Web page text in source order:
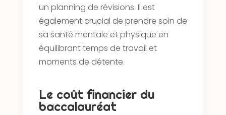
un planning de révisions. Il est
également crucial de prendre soin de
sa santé mentale et physique en
équilibrant temps de travail et
moments de détente.
Le coût financier du
baccalauréat